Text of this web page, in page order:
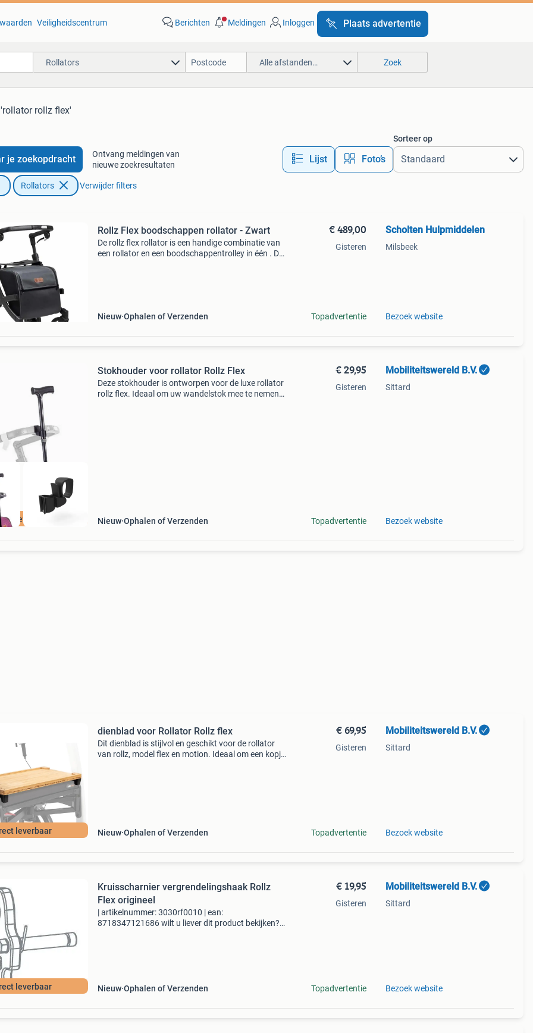
Veiligheidscentrum Berichten Meldingen Inloggen Plaats advertentie
Rollators Alle afstanden… Zoek
rollz flex'
je zoekopdracht
Ontvang meldingen van
nieuwe zoekresultaten
Lijst Foto’s
Sorteer op
Rollators Verwijder filters
Rollz Flex boodschappen rollator - Zwart
De rollz flex rollator is een handige combinatie van
een rollator en een boodschappentrolley in één . De
Nieuw Ophalen of Verzenden
€ 489,00
Gisteren
Topadvertentie
Scholten Hulpmiddelen
Milsbeek
Bezoek website
leverbaar
Stokhouder voor rollator Rollz Flex
Deze stokhouder is ontworpen voor de luxe rollator
rollz flex. Ideaal om uw wandelstok mee te nemen.
Nieuw Ophalen of Verzenden
€ 29,95
Gisteren
Topadvertentie
Mobiliteitswereld B.V.
Sittard
Bezoek website
leverbaar
dienblad voor Rollator Rollz flex
Dit dienblad is stijlvol en geschikt voor de rollator
van rollz, model flex en motion. Ideaal om een kopje
Nieuw Ophalen of Verzenden
€ 69,95
Gisteren
Topadvertentie
Mobiliteitswereld B.V.
Sittard
Bezoek website
leverbaar
Kruisscharnier vergrendelingshaak Rollz
Flex origineel
| artikelnummer: 3030rf0010 | ean:
8718347121686 wilt u liever dit product bekijken?
Nieuw Ophalen of Verzenden
€ 19,95
Gisteren
Topadvertentie
Mobiliteitswereld B.V.
Sittard
Bezoek website